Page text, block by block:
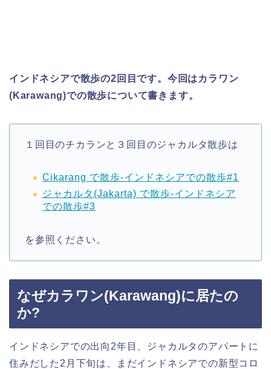
インドネシアで散歩の2回目です。今回はカラワン
(Karawang)での散歩について書きます。
１回目のチカランと３回目のジャカルタ散歩は
Cikarang で散歩-インドネシアでの散歩#1
ジャカルタ(Jakarta) で散歩-インドネシア
での散歩#3
を参照ください。
なぜカラワン(Karawang)に居たの
か?
インドネシアでの出向2年目、ジャカルタのアパートに
住みだした2月下旬は、まだインドネシアでの新型コロ